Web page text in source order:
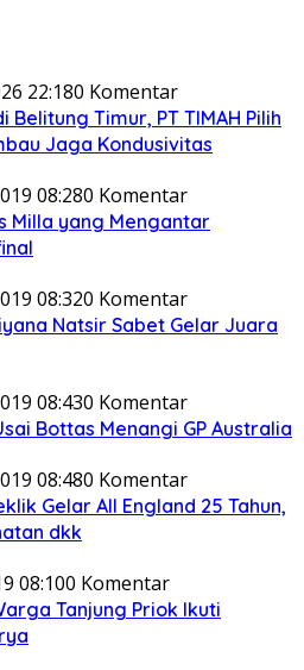
22:180 Komentar
Belitung Timur, PT TIMAH Pilih
Jaga Kondusivitas
08:280 Komentar
Milla yang Mengantar
08:320 Komentar
Natsir Sabet Gelar Juara
08:430 Komentar
Bottas Menangi GP Australia
08:480 Komentar
Gelar All England 25 Tahun,
dkk
08:100 Komentar
Tanjung Priok Ikuti